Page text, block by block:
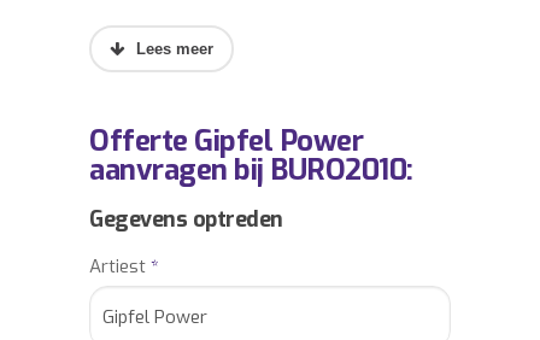
spelen als accordeonist bij de bekende
zelfstandig ondernemer verder met een
nieuw duo Tiroler Teufel. Hier trad hij op bij
bekende festivals zoals zwarte cross,het
grote oktoberfeest Sittard en ddn festival.
Heden mag Roy met trots zeggen dat hij
veel tijd en investering in Gipfel Power heeft
Offerte Gipfel Power
aanvragen bij BURO2010:
Gegevens optreden
Artiest *